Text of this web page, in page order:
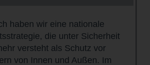
haben wir eine nationale
die unter Sicherheit
versteht als Schutz vor
von Innen und Außen. Im